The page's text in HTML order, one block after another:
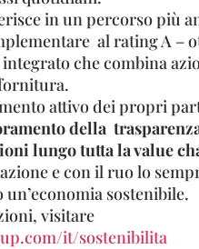
in un percorso più
al rating A –
che combina
attivo dei propri
della
lungo tutta la value
e con il ruo lo
sostenibile.
visitare
it/sostenibilita